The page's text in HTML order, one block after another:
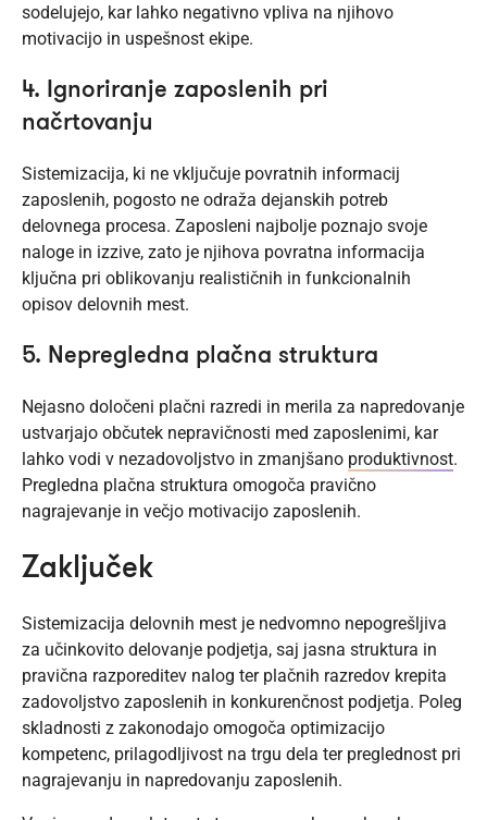
sodelujejo, kar lahko negativno vpliva na njihovo
motivacijo in uspešnost ekipe.
4. Ignoriranje zaposlenih pri
načrtovanju
Sistemizacija, ki ne vključuje povratnih informacij
zaposlenih, pogosto ne odraža dejanskih potreb
delovnega procesa. Zaposleni najbolje poznajo svoje
naloge in izzive, zato je njihova povratna informacija
ključna pri oblikovanju realističnih in funkcionalnih
opisov delovnih mest.
5. Nepregledna plačna struktura
Nejasno določeni plačni razredi in merila za napredovanje
ustvarjajo občutek nepravičnosti med zaposlenimi, kar
lahko vodi v nezadovoljstvo in zmanjšano produktivnost.
Pregledna plačna struktura omogoča pravično
nagrajevanje in večjo motivacijo zaposlenih.
Zaključek
Sistemizacija delovnih mest je nedvomno nepogrešljiva
za učinkovito delovanje podjetja, saj jasna struktura in
pravična razporeditev nalog ter plačnih razredov krepita
zadovoljstvo zaposlenih in konkurenčnost podjetja. Poleg
skladnosti z zakonodajo omogoča optimizacijo
kompetenc, prilagodljivost na trgu dela ter preglednost pri
nagrajevanju in napredovanju zaposlenih.